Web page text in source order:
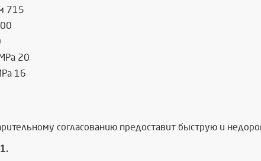
715
20
16
согласованию предоставит быструю и